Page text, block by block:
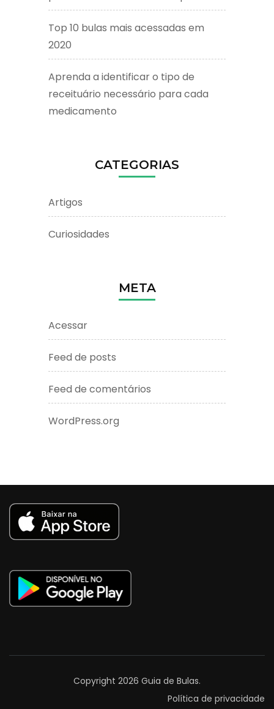
Top 10 bulas mais acessadas em
2020
Aprenda a identificar o tipo de
receituário necessário para cada
medicamento
CATEGORIAS
Artigos
Curiosidades
META
Acessar
Feed de posts
Feed de comentários
WordPress.org
Copyright 2026 Guia de Bulas.
Política de privacidade